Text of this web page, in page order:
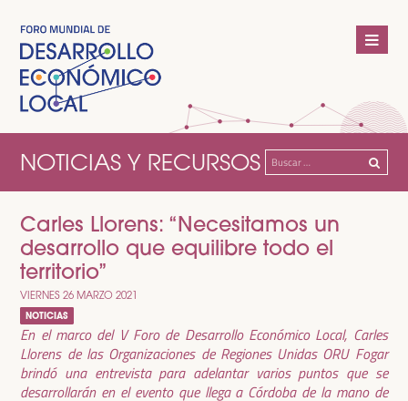
NOTICIAS Y RECURSOS Buscar:
Carles Llorens: “Necesitamos un
desarrollo que equilibre todo el
territorio”
VIERNES 26 MARZO 2021
NOTICIAS
En el marco del V Foro de Desarrollo Económico Local, Carles
Llorens de las Organizaciones de Regiones Unidas ORU Fogar
brindó una entrevista para adelantar varios puntos que se
desarrollarán en el evento que llega a Córdoba de la mano de